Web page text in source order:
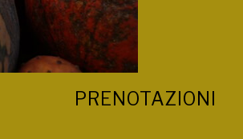
PRENOTAZIONI